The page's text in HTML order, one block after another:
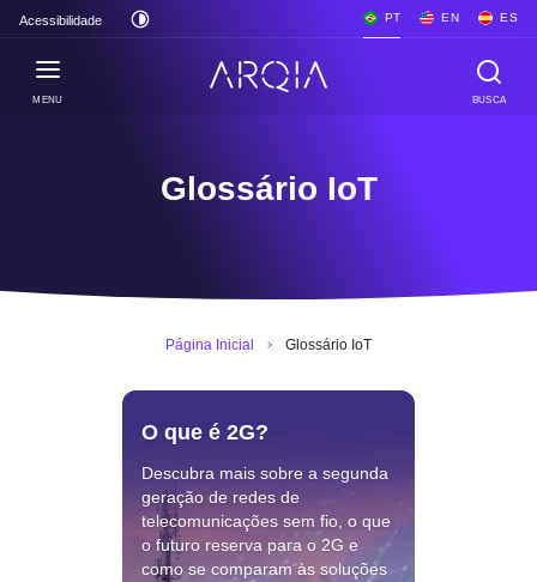
Acessibilidade PT EN ES
MENU BUSCA
Glossário IoT
Página Inicial Glossário IoT
O que é 2G?
Descubra mais sobre a segunda
geração de redes de
telecomunicações sem fio, o que
o futuro reserva para o 2G e
como se comparam às soluções